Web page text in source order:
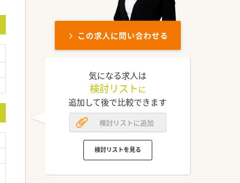
この求人に問い合わせる
気になる求人は
検討リスト に
追加して後で比較できます
検討リストに追加
検討リストを見る